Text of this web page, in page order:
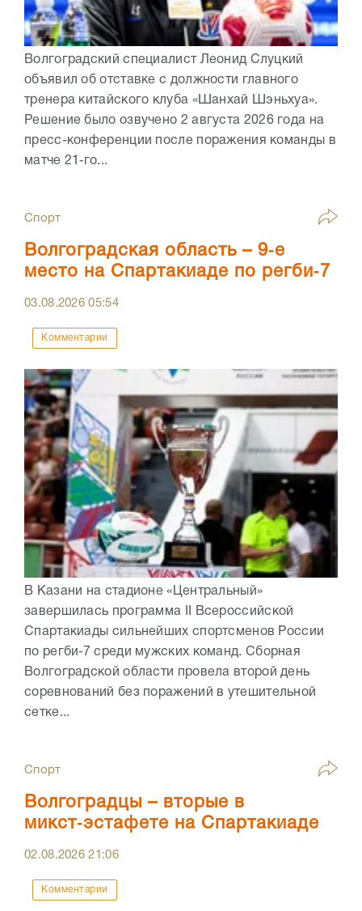
Волгоградский специалист Леонид Слуцкий
объявил об отставке с должности главного
тренера китайского клуба «Шанхай Шэньхуа».
Решение было озвучено 2 августа 2026 года на
пресс-конференции после поражения команды в
матче 21‑го...
Спорт
Волгоградская область – 9‑е
место на Спартакиаде по регби‑7
03.08.202605:54
Комментарии
В Казани на стадионе «Центральный»
завершилась программа II Всероссийской
Спартакиады сильнейших спортсменов России
по регби‑7 среди мужских команд. Сборная
Волгоградской области провела второй день
соревнований без поражений в утешительной
сетке...
Спорт
Волгоградцы – вторые в
микст‑эстафете на Спартакиаде
02.08.202621:06
Комментарии